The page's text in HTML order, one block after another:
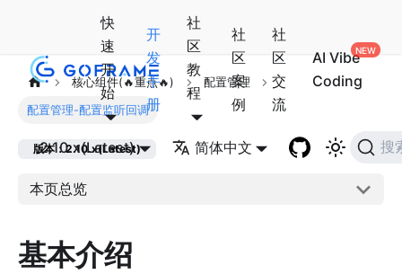
快
速
开
始
开
发
手
册
社
区
教
程
社
区
案
例
社
区
交
流
AI Vibe
Coding
2.10.x(Latest) 简体中文 搜
核心组件(🔥重点🔥) 配置管理
配置管理-配置监听回调
版本：2.10.x(Latest)
本页总览
基本介绍